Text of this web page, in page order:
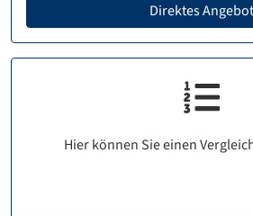
Direktes Angebot
Hier können Sie einen